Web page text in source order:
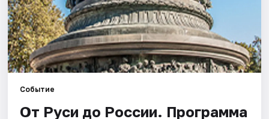
Экскурсии
Спорт
События
Города
Событие
От Руси до России. Программа